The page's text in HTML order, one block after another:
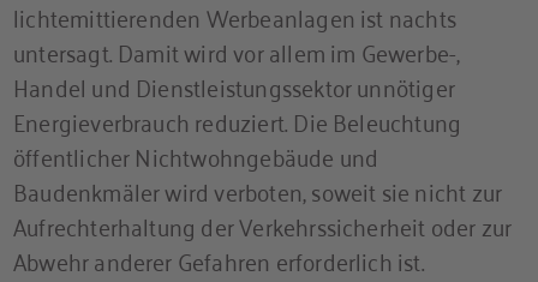
lichtemittierenden Werbeanlagen ist nachts
untersagt. Damit wird vor allem im Gewerbe-,
Handel und Dienstleistungssektor unnötiger
Energieverbrauch reduziert. Die Beleuchtung
öffentlicher Nichtwohngebäude und
Baudenkmäler wird verboten, soweit sie nicht zur
Aufrechterhaltung der Verkehrssicherheit oder zur
Abwehr anderer Gefahren erforderlich ist.